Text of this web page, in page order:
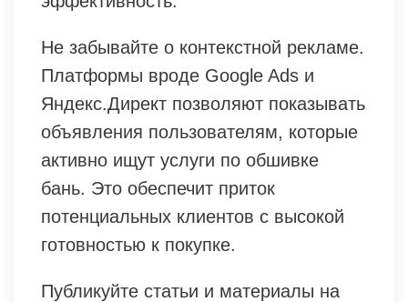
Не забывайте о контекстной рекламе.
Платформы вроде Google Ads и
Яндекс.Директ позволяют показывать
объявления пользователям, которые
активно ищут услуги по обшивке
бань. Это обеспечит приток
потенциальных клиентов с высокой
готовностью к покупке.
Публикуйте статьи и материалы на